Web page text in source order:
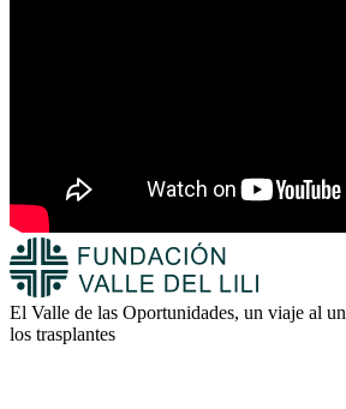
El Valle de las Oportunidades, un viaje al
los trasplantes